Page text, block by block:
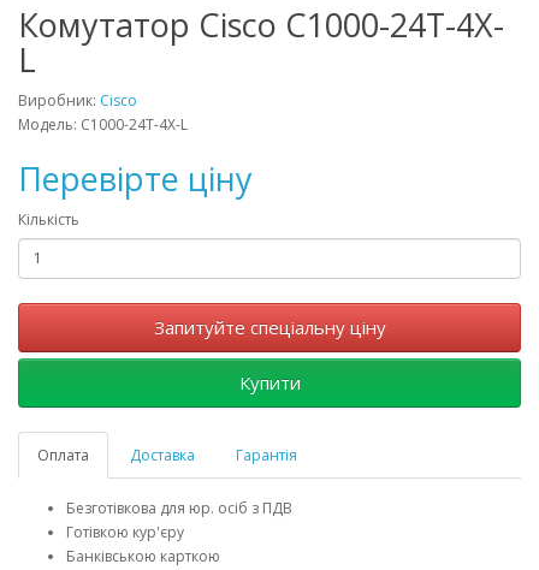
Комутатор Cisco C1000-24T-4X-
L
Виробник: Cisco
Модель: C1000-24T-4X-L
Перевірте ціну
Кількість
Запитуйте спеціальну ціну
Купити
Оплата Доставка Гарантія
Безготівкова для юр. осіб з ПДВ
Готівкою кур'єру
Банківською карткою